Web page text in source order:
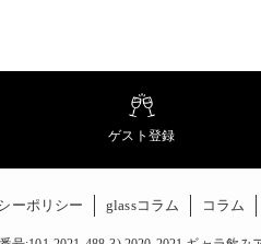
ゲスト登録
ーポリシー glassコラム コラム